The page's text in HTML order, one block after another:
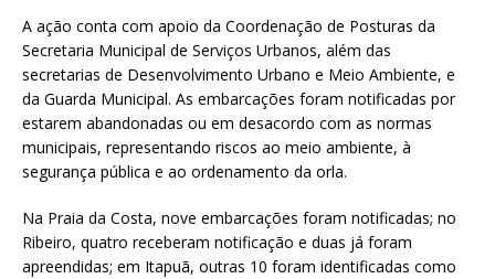
A ação conta com apoio da Coordenação de Posturas da
Secretaria Municipal de Serviços Urbanos, além das
secretarias de Desenvolvimento Urbano e Meio Ambiente, e
da Guarda Municipal. As embarcações foram notificadas por
estarem abandonadas ou em desacordo com as normas
municipais, representando riscos ao meio ambiente, à
segurança pública e ao ordenamento da orla.
Na Praia da Costa, nove embarcações foram notificadas; no
Ribeiro, quatro receberam notificação e duas já foram
apreendidas; em Itapuã, outras 10 foram identificadas como